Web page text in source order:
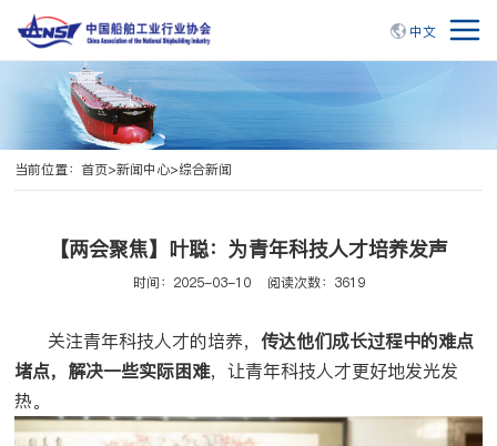
中文
当前位置： 首页>新闻中心>综合新闻
【两会聚焦】叶聪：为青年科技人才培养发声
时间：2025-03-10 阅读次数：3619
关注青年科技人才的培养，传达他们成长过程中的难点
堵点，解决一些实际困难，让青年科技人才更好地发光发
热。